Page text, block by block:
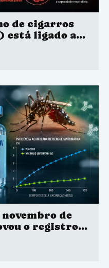
de cigarros
está ligado ao
o
novembro de
o registro
vacina